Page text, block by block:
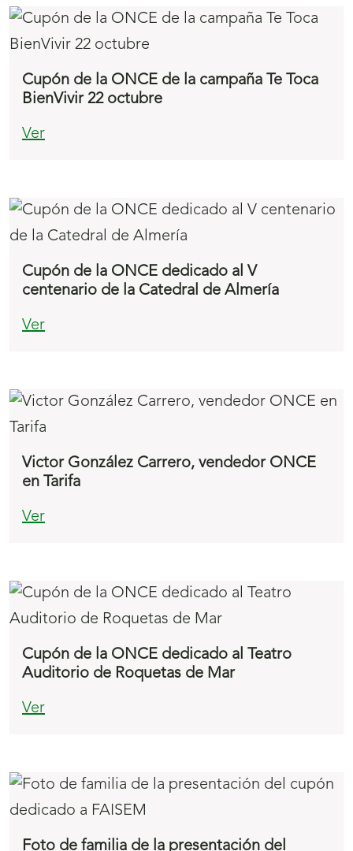
Cupón de la ONCE de la campaña Te Toca
BienVivir 22 octubre
Ver
Cupón de la ONCE dedicado al V
centenario de la Catedral de Almería
Ver
Victor González Carrero, vendedor ONCE
en Tarifa
Ver
Cupón de la ONCE dedicado al Teatro
Auditorio de Roquetas de Mar
Ver
Foto de familia de la presentación del